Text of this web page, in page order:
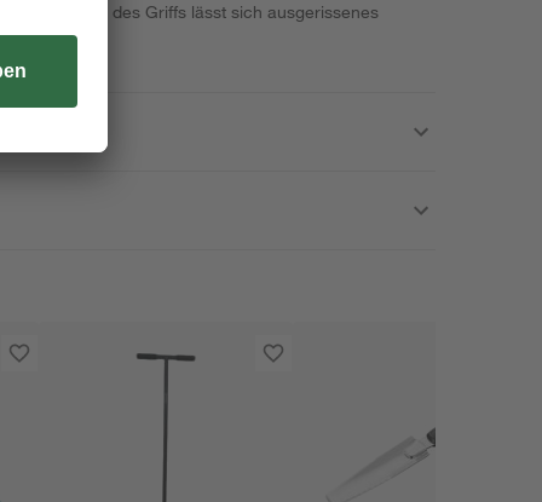
Schieben des Griffs lässt sich ausgerissenes